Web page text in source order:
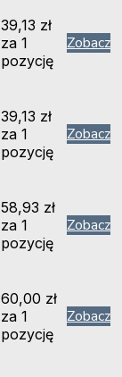
39,13 zł
za 1
pozycję
Zobacz
39,13 zł
za 1
pozycję
Zobacz
58,93 zł
za 1
pozycję
Zobacz
60,00 zł
za 1
pozycję
Zobacz